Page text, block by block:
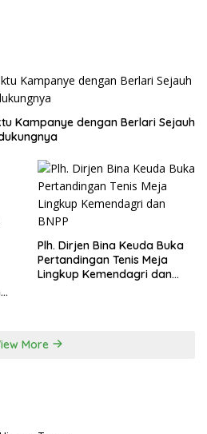
Kampanye dengan Berlari Sejauh
Plh. Dirjen Bina Keuda Buka
Pertandingan Tenis Meja
Lingkup Kemendagri dan
More